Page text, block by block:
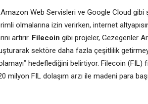
Web Servisleri ve Google Cloud gibi
olmalarına izin verirken, internet
artırır. Filecoin gibi projeler, Gezegenler
sektöre daha fazla çeşitlilik
hedeflediğini belirtiyor. Filecoin (FIL)
milyon FIL dolaşım arzı ile madeni para